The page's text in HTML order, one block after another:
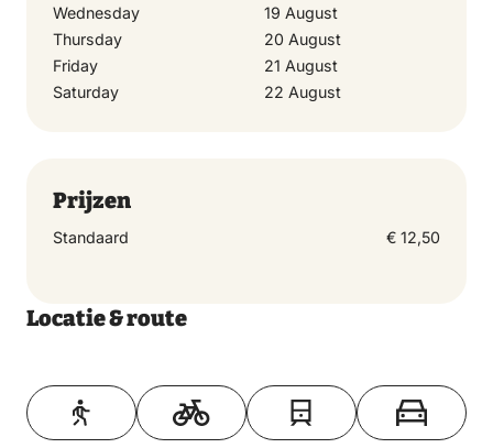
Wednesday
19 August
Thursday
20 August
Friday
21 August
Saturday
22 August
Prijzen
Standaard € 12,50
Locatie & route
Toon op kaart